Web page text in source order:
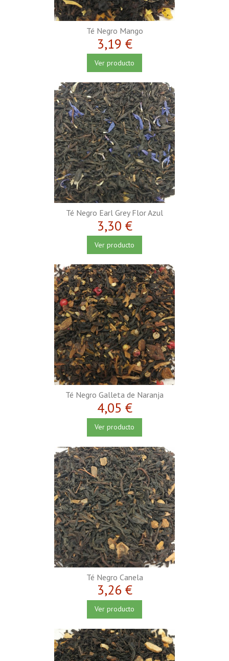
Té Negro Mango
3,19 €
Ver producto
Té Negro Earl Grey Flor Azul
3,30 €
Ver producto
Té Negro Galleta de Naranja
4,05 €
Ver producto
Té Negro Canela
3,26 €
Ver producto